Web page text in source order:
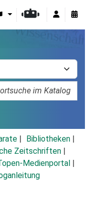
Bibliotheken
Zeitschriften
Medienportal